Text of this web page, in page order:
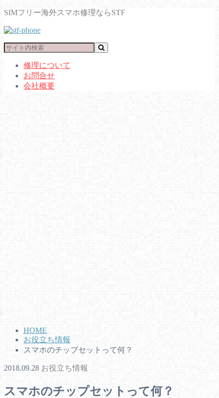
SIMフリー海外スマホ修理ならSTF
修理について
お問合せ
会社概要
HOME
お役立ち情報
スマホのチップセットって何？
2018.09.28 お役立ち情報
スマホのチップセットって何？